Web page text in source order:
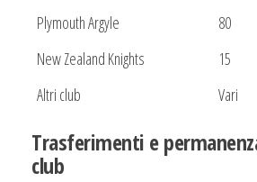
Plymouth Argyle
80
New Zealand Knights
15
Altri club
Vari
Trasferimenti e
club